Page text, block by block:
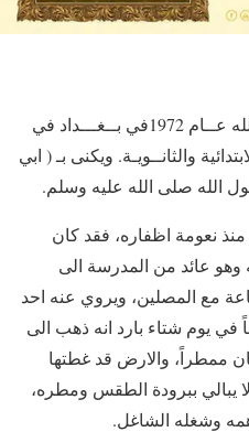
ولد الشيخ الشهيد رعـــد رحمه الله عــام 1972في بــغـــداد في
والثانــويـة. ويكنى بـ ( ابي
الله صلى الله عليه وسلم.
منذ نعومة اظفاره، فقد كان
عائد من المدرسة الى
مع المصلين، ويروي عنه احد
في يوم شتاء بارد انه ذهب الى
ممطراً، والارض قد غطتها
يبالي ببرودة الطقس ومطره،
همه وشغله الشاغل.